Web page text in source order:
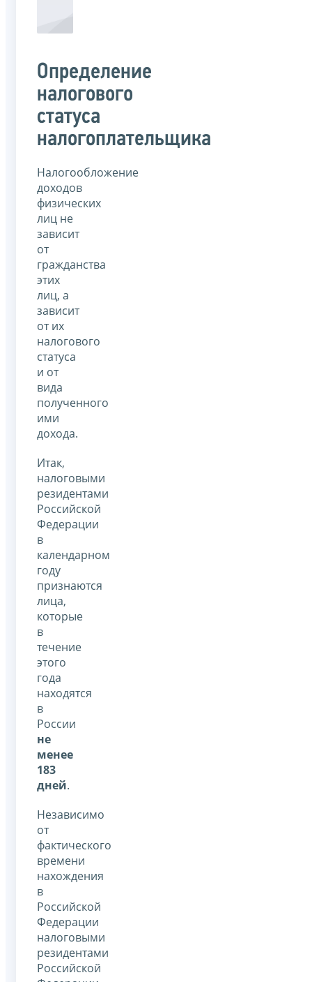
Определение
налогового
статуса
налогоплательщика
Налогообложение
доходов
физических
лиц не
зависит
от
гражданства
этих
лиц, а
зависит
от их
налогового
статуса
и от
вида
полученного
ими
дохода.
Итак,
налоговыми
резидентами
Российской
Федерации
в
календарном
году
признаются
лица,
которые
в
течение
этого
года
находятся
в
России
не
менее
183
дней.
Независимо
от
фактического
времени
нахождения
в
Российской
Федерации
налоговыми
резидентами
Российской